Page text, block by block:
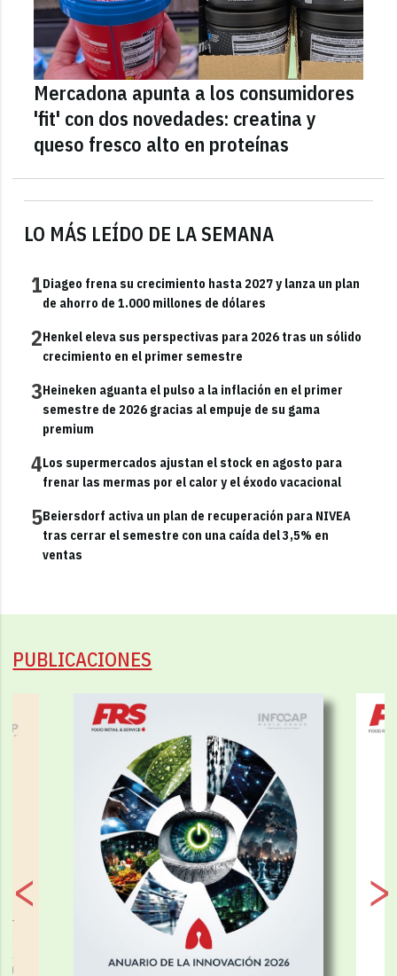
LO MÁS LEÍDO DE LA SEMANA
1Diageo frena su crecimiento hasta 2027 y lanza un plan
de ahorro de 1.000 millones de dólares
2Henkel eleva sus perspectivas para 2026 tras un sólido
crecimiento en el primer semestre
3Heineken aguanta el pulso a la inflación en el primer
semestre de 2026 gracias al empuje de su gama
premium
4Los supermercados ajustan el stock en agosto para
frenar las mermas por el calor y el éxodo vacacional
5Beiersdorf activa un plan de recuperación para NIVEA
tras cerrar el semestre con una caída del 3,5% en
ventas
Mercadona apunta a los consumidores
'fit' con dos novedades: creatina y
queso fresco alto en proteínas
PUBLICACIONES